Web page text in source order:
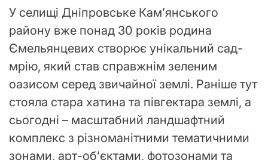
У селищі Дніпровське Кам’янського
району вже понад 30 років родина
Ємельянцевих створює унікальний сад-
мрію, який став справжнім зеленим
оазисом серед звичайної землі. Раніше тут
стояла стара хатина та півгектара землі, а
сьогодні – масштабний ландшафтний
комплекс з різноманітними тематичними
зонами, арт-об’єктами, фотозонами та